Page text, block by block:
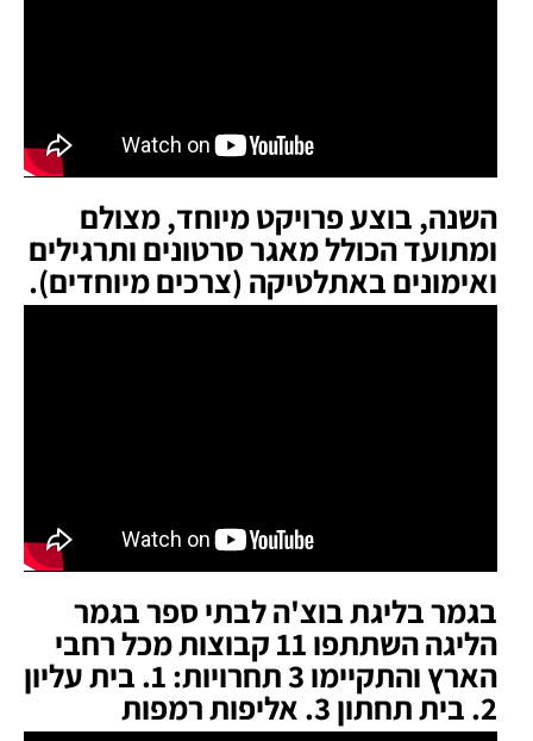
השנה, בוצע פרויקט מיוחד, מצולם
ומתועד הכולל מאגר סרטונים ותרגילים
ואימונים באתלטיקה (צרכים מיוחדים).
בגמר בליגת בוצ'ה לבתי ספר בגמר
הליגה השתתפו 11 קבוצות מכל רחבי
הארץ והתקיימו 3 תחרויות: 1. בית עליון
2. בית תחתון 3. אליפות רמפות